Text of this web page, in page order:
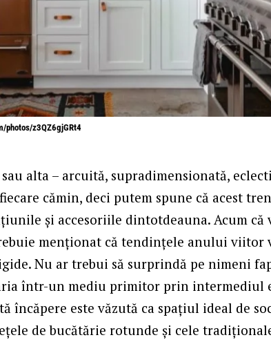
photos/z3QZ6gjGRt4
alta – arcuită, supradimensionată,
cămin, deci putem spune că acest
și accesoriile dintotdeauna. Acum că
menționat că tendințele anului viitor
Nu ar trebui să surprindă pe nimeni
într-un mediu primitor prin intermediul
încăpere este văzută ca spațiul ideal de
de bucătărie rotunde și cele